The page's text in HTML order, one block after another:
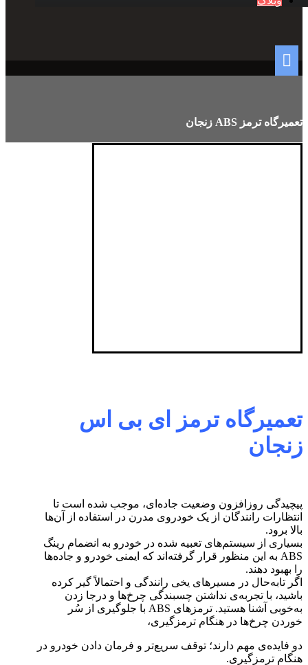
تعمیرگاه ترمز ABS زنجان
تعمیرگاه ترمز ای بی اس
زنجان
پیچیدگی روزافزون وضعیت جاده‌ای، موجب شده است تا
انتظارات رانندگان از یک خودروی مدرن در استفاده از آن‌ها
بالا برود.
بسیاری از سیستم‌های تعبیه شده در خودرو به انضمام رینگ
ABS به این منظور قرار گرفته‌اند که ایمنی خودرو و جاده‌ها
را بهبود دهند.
اگر تابه‌حال در مسیرهای یخی رانندگی و احتمالاً گیر کرده
باشید، با تجربه‌ی نداشتن چسبندگی چرخ‌ها و درجا زدن
به‌خوبی آشنا هستید. ترمزهای ABS با جلوگیری از سُر
خوردن چرخ‌ها در هنگام ترمزگیری،
دو فایده‌ی مهم دارند؛ توقف سریع‌تر و فرمان‌ دادن خودرو در
هنگام ترمزگیری.